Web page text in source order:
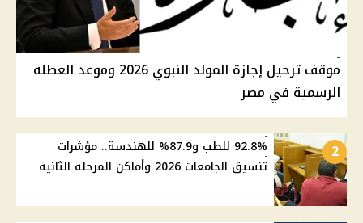
موقف ترحيل إجازة المولد النبوي 2026 وموعد العطلة
الرسمية في مصر
2
92.8% للطب و87.9% للهندسة.. مؤشرات
تنسيق الجامعات 2026 وأماكن المرحلة الثانية